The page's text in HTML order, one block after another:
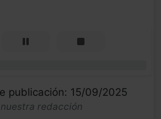
publicación: 15/09/2025
redacción